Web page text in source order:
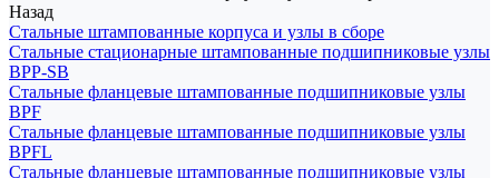
Назад
Стальные штампованные корпуса и узлы в сборе
Стальные стационарные штампованные подшипниковые узлы
BPP-SB
Стальные фланцевые штампованные подшипниковые узлы
BPF
Стальные фланцевые штампованные подшипниковые узлы
BPFL
Стальные фланцевые штампованные подшипниковые узлы